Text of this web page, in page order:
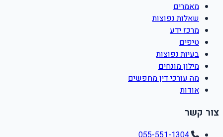
מאמרים
שאלות נפוצות
מרכז ידע
טיפים
בעיות נפוצות
מילון מונחים
מה עורכי דין מחפשים
אודות
צור קשר